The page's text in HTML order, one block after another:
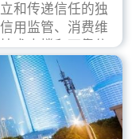
和传递信任的独
用监管、消费维
术支撑和可靠依